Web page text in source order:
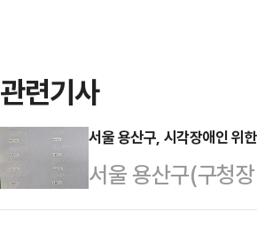
관련기사
서울 용산구, 시각장애인 위
서울 용산구(구청
게 분별할 수 있는